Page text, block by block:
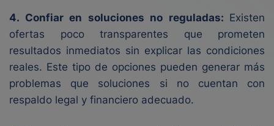
4. Confiar en soluciones no reguladas: Existen
ofertas poco transparentes que prometen
resultados inmediatos sin explicar las condiciones
reales. Este tipo de opciones pueden generar más
problemas que soluciones si no cuentan con
respaldo legal y financiero adecuado.